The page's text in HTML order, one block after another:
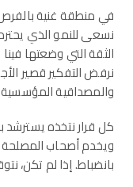
في منطقة غنية
نسعى للنمو الذي
الثقة التي وضعتها
نرفض التفكير قصير
والمصداقية
كل قرار نتخذه
ويخدم أصحاب المصلحة
بانضباط. إذا لم تكن،